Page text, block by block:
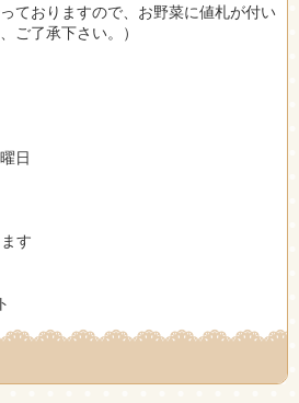
ておりますので、お野菜に値札が付い
ご了承下さい。）
日
す